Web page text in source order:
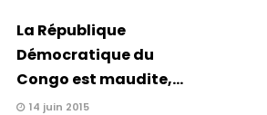
La République
Démocratique du
Congo est maudite,...
14 juin 2015